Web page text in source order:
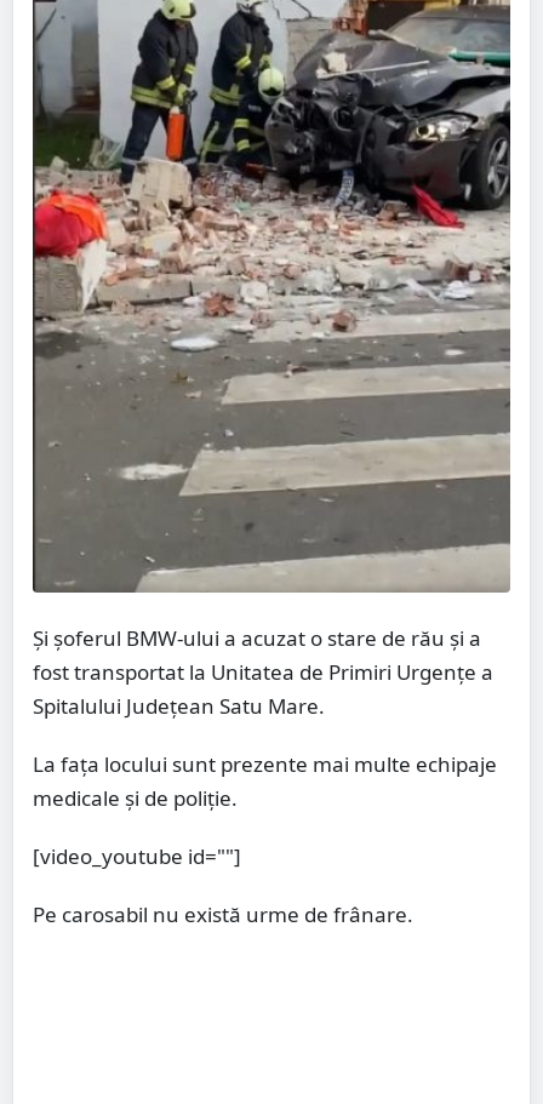
Și șoferul BMW-ului a acuzat o stare de rău și a
fost transportat la Unitatea de Primiri Urgențe a
Spitalului Județean Satu Mare.
La fața locului sunt prezente mai multe echipaje
medicale și de poliție.
[video_youtube id=""]
Pe carosabil nu există urme de frânare.